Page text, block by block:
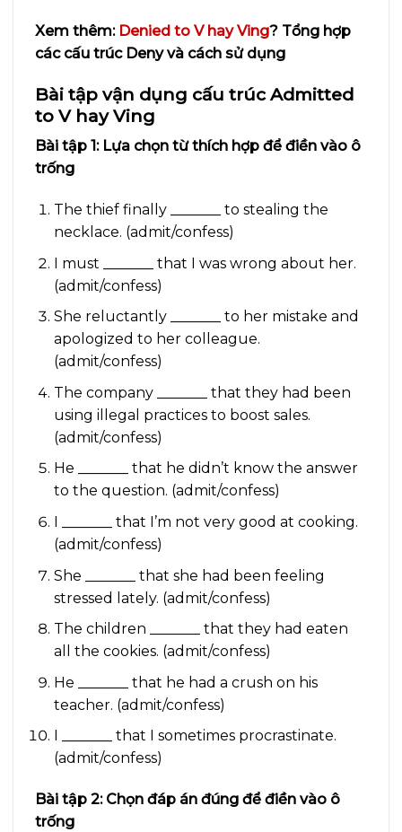
Xem thêm: Denied to V hay Ving? Tổng hợp
các cấu trúc Deny và cách sử dụng
Bài tập vận dụng cấu trúc Admitted
to V hay Ving
Bài tập 1: Lựa chọn từ thích hợp để điền vào ô
trống
The thief finally _______ to stealing the
necklace. (admit/confess)
I must _______ that I was wrong about her.
(admit/confess)
She reluctantly _______ to her mistake and
apologized to her colleague.
(admit/confess)
The company _______ that they had been
using illegal practices to boost sales.
(admit/confess)
He _______ that he didn’t know the answer
to the question. (admit/confess)
I _______ that I’m not very good at cooking.
(admit/confess)
She _______ that she had been feeling
stressed lately. (admit/confess)
The children _______ that they had eaten
all the cookies. (admit/confess)
He _______ that he had a crush on his
teacher. (admit/confess)
I _______ that I sometimes procrastinate.
(admit/confess)
Bài tập 2: Chọn đáp án đúng để điền vào ô
trống